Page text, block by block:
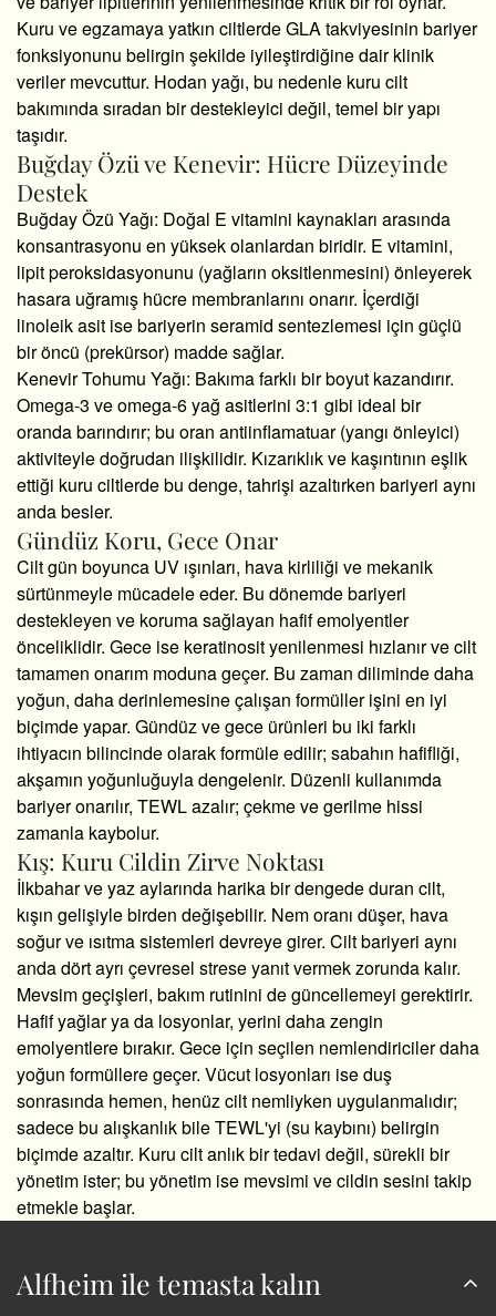
Kuru ve egzamaya yatkın ciltlerde GLA takviyesinin bariyer
fonksiyonunu belirgin şekilde iyileştirdiğine dair klinik
veriler mevcuttur. Hodan yağı, bu nedenle kuru cilt
bakımında sıradan bir destekleyici değil, temel bir yapı
taşıdır.
Buğday Özü ve Kenevir: Hücre Düzeyinde
Destek
Buğday Özü Yağı: Doğal E vitamini kaynakları arasında
konsantrasyonu en yüksek olanlardan biridir. E vitamini,
lipit peroksidasyonunu (yağların oksitlenmesini) önleyerek
hasara uğramış hücre membranlarını onarır. İçerdiği
linoleik asit ise bariyerin seramid sentezlemesi için güçlü
bir öncü (prekürsor) madde sağlar.
Kenevir Tohumu Yağı: Bakıma farklı bir boyut kazandırır.
Omega-3 ve omega-6 yağ asitlerini 3:1 gibi ideal bir
oranda barındırır; bu oran antiinflamatuar (yangı önleyici)
aktiviteyle doğrudan ilişkilidir. Kızarıklık ve kaşıntının eşlik
ettiği kuru ciltlerde bu denge, tahrişi azaltırken bariyeri aynı
anda besler.
Gündüz Koru, Gece Onar
Cilt gün boyunca UV ışınları, hava kirliliği ve mekanik
sürtünmeyle mücadele eder. Bu dönemde bariyeri
destekleyen ve koruma sağlayan hafif emolyentler
önceliklidir. Gece ise keratinosit yenilenmesi hızlanır ve cilt
tamamen onarım moduna geçer. Bu zaman diliminde daha
yoğun, daha derinlemesine çalışan formüller işini en iyi
biçimde yapar. Gündüz ve gece ürünleri bu iki farklı
ihtiyacın bilincinde olarak formüle edilir; sabahın hafifliği,
akşamın yoğunluğuyla dengelenir. Düzenli kullanımda
bariyer onarılır, TEWL azalır; çekme ve gerilme hissi
zamanla kaybolur.
Kış: Kuru Cildin Zirve Noktası
İlkbahar ve yaz aylarında harika bir dengede duran cilt,
kışın gelişiyle birden değişebilir. Nem oranı düşer, hava
soğur ve ısıtma sistemleri devreye girer. Cilt bariyeri aynı
anda dört ayrı çevresel strese yanıt vermek zorunda kalır.
Mevsim geçişleri, bakım rutinini de güncellemeyi gerektirir.
Hafif yağlar ya da losyonlar, yerini daha zengin
emolyentlere bırakır. Gece için seçilen nemlendiriciler daha
yoğun formüllere geçer. Vücut losyonları ise duş
sonrasında hemen, henüz cilt nemliyken uygulanmalıdır;
sadece bu alışkanlık bile TEWL'yi (su kaybını) belirgin
biçimde azaltır. Kuru cilt anlık bir tedavi değil, sürekli bir
yönetim ister; bu yönetim ise mevsimi ve cildin sesini takip
etmekle başlar.
Alfheim ile temasta kalın